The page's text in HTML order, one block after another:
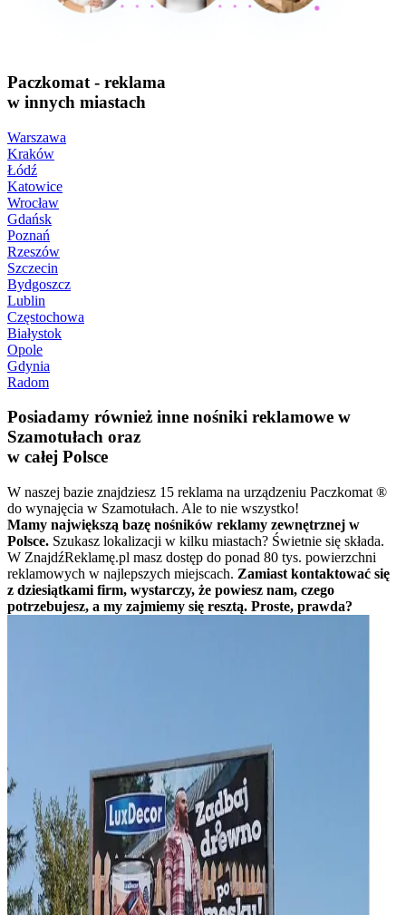
Paczkomat - reklama
w innych miastach
Warszawa
Kraków
Łódź
Katowice
Wrocław
Gdańsk
Poznań
Rzeszów
Szczecin
Bydgoszcz
Lublin
Częstochowa
Białystok
Opole
Gdynia
Radom
Posiadamy również inne nośniki reklamowe w
Szamotułach oraz
w całej Polsce
W naszej bazie znajdziesz 15 reklama na urządzeniu Paczkomat ®
do wynajęcia w Szamotułach. Ale to nie wszystko!
Mamy największą bazę nośników reklamy zewnętrznej w
Polsce. Szukasz lokalizacji w kilku miastach? Świetnie się składa.
W ZnajdźReklamę.pl masz dostęp do ponad 80 tys. powierzchni
reklamowych w najlepszych miejscach. Zamiast kontaktować się
z dziesiątkami firm, wystarczy, że powiesz nam, czego
potrzebujesz, a my zajmiemy się resztą. Proste, prawda?